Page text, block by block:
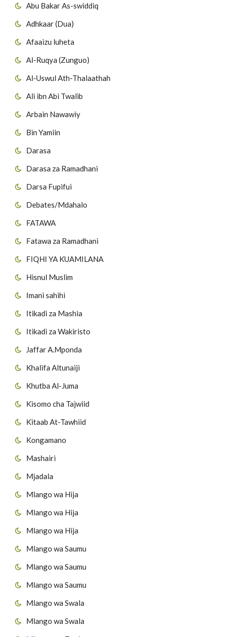
Abu Bakar As-swiddiq
Adhkaar (Dua)
Afaaizu luheta
Al-Ruqya (Zunguo)
Al-Uswul Ath-Thalaathah
Ali ibn Abi Twalib
Arbain Nawawiy
Bin Yamiin
Darasa
Darasa za Ramadhani
Darsa Fupifui
Debates/Mdahalo
FATAWA
Fatawa za Ramadhani
FIQHI YA KUAMILANA
Hisnul Muslim
Imani sahihi
Itikadi za Mashia
Itikadi za Wakiristo
Jaffar A.Mponda
Khalifa Altunaiji
Khutba Al-Juma
Kisomo cha Tajwiid
Kitaab At-Tawhiid
Kongamano
Mashairi
Mjadala
Mlango wa Hija
Mlango wa Hija
Mlango wa Hija
Mlango wa Saumu
Mlango wa Saumu
Mlango wa Saumu
Mlango wa Swala
Mlango wa Swala